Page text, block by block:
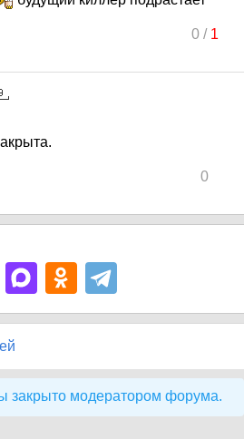
0/ 1
0
закрыто модератором форума.